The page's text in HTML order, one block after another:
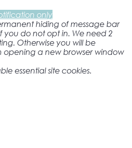
only
hiding of message bar
you do not opt in. We need 2
Otherwise you will be
a new browser window
essential site cookies.